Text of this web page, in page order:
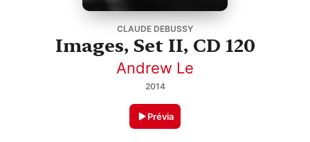
CLAUDE DEBUSSY
Images, Set II, CD 120
Andrew Le
2014
Prévia